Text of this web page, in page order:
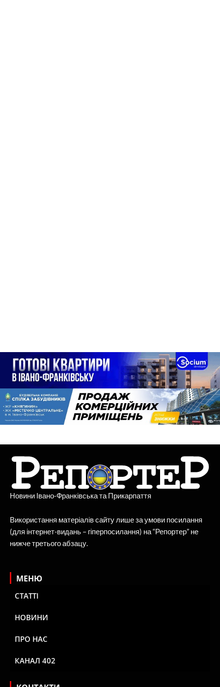
Новини Івано-Франківська та Прикарпаття
Використання матеріалів сайту лише за умови посилання
(для інтернет-видань – гіперпосилання) на “Репортер” не
нижче третього абзацу.
МЕНЮ
СТАТТІ
НОВИНИ
ПРО НАС
КАНАЛ 402